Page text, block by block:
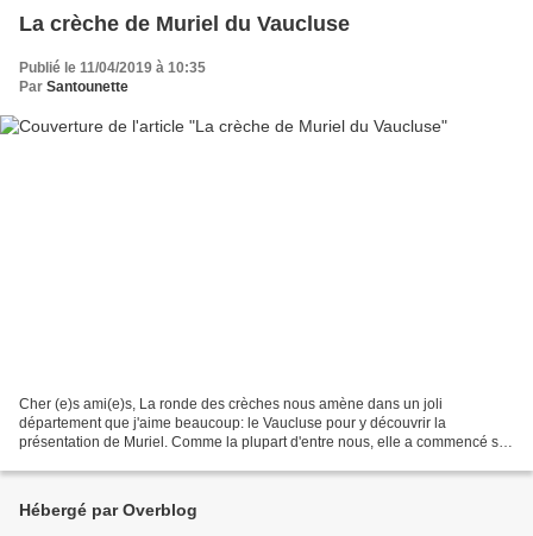
La crèche de Muriel du Vaucluse
Publié le 11/04/2019 à 10:35
Par Santounette
Cher (e)s ami(e)s, La ronde des crèches nous amène dans un joli
département que j'aime beaucoup: le Vaucluse pour y découvrir la
présentation de Muriel. Comme la plupart d'entre nous, elle a commencé sa
Hébergé par Overblog